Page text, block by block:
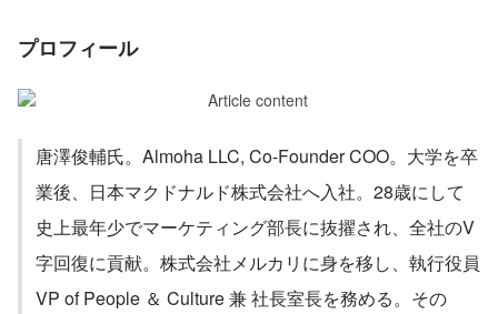
プロフィール
唐澤俊輔氏。Almoha LLC, Co-Founder COO。大学を卒
業後、日本マクドナルド株式会社へ入社。28歳にして
史上最年少でマーケティング部長に抜擢され、全社のV
字回復に貢献。株式会社メルカリに身を移し、執行役員
VP of People ＆ Culture 兼 社長室長を務める。その